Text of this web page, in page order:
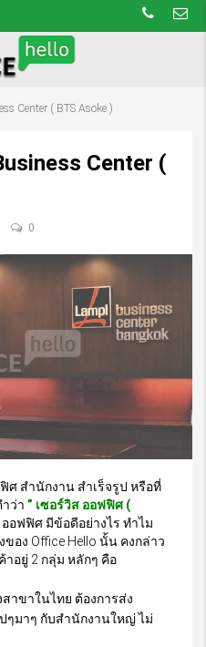
Center ( BTS Asoke )
Center (
0
ศ สำนักงาน สำเร็จรูป หรือที่
ว่า ” เซอร์วิส ออฟฟิศ (
ออฟฟิศ มีข้อดีอย่างไร ทำไม
อง Office Hello นั้น คงกล่าว
าอยู่ 2 กลุ่ม หลักๆ คือ
าขาในไทย ต้องการส่ง
ๆมาๆ กับสำนักงานใหญ่ ไม่